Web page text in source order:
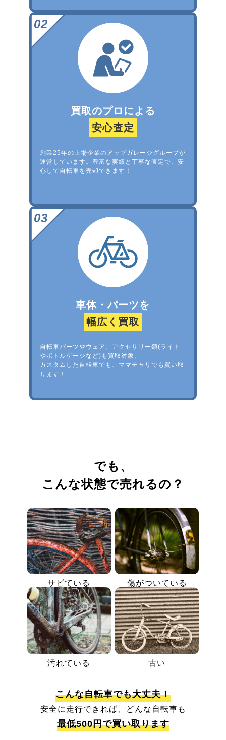
買取のプロによる
安心査定
創業25年の上場企業のアップガレージグループが
運営しています。豊富な実績と丁寧な査定で、安
心して自転車を売却できます！
車体・パーツを
幅広く買取
自転車パーツやウェア、アクセサリー類(ライト
やボトルゲージなど)も買取対象。
カスタムした自転車でも、ママチャリでも買い取
ります！
でも、
こんな状態で売れるの？
サビている 傷がついている
汚れている 古い
こんな自転車でも大丈夫！
安全に走行できれば、どんな自転車も
最低500円で買い取ります